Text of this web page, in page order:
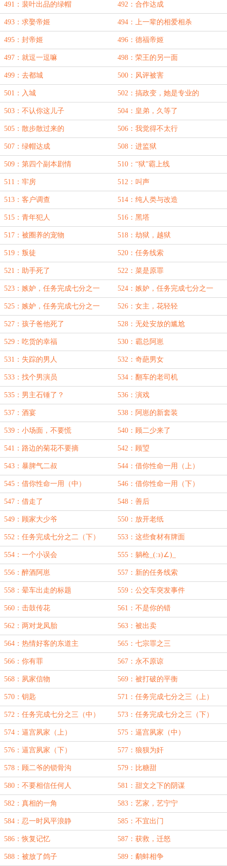
491：裴叶出品的绿帽 492：合作达成
493：求娶帝姬 494：上一辈的相爱相杀
495：封帝姬 496：德福帝姬
497：就逗一逗嘛 498：荣王的另一面
499：去都城 500：风评被害
501：入城 502：搞政变，她是专业的
503：不认你这儿子 504：皇弟，久等了
505：散步散过来的 506：我觉得不太行
507：绿帽达成 508：进监狱
509：第四个副本剧情 510：“狱”霸上线
511：牢房 512：叫声
513：客户调查 514：纯人类与改造
515：青年犯人 516：黑塔
517：被圈养的宠物 518：劫狱，越狱
519：叛徒 520：任务线索
521：助手死了 522：菜是原罪
523：嫉妒，任务完成七分之一
（上）
524：嫉妒，任务完成七分之一
（中）
525：嫉妒，任务完成七分之一
（下）
526：女主，花轻轻
527：孩子爸他死了 528：无处安放的尴尬
529：吃货的幸福 530：霸总阿崽
531：失踪的男人 532：奇葩男女
533：找个男演员 534：翻车的老司机
535：男主石锤了？ 536：演戏
537：酒宴 538：阿崽的新套装
539：小场面，不要慌 540：顾二少来了
541：路边的菊花不要摘 542：顾琞
543：暴脾气二叔 544：借你性命一用（上）
545：借你性命一用（中） 546：借你性命一用（下）
547：借走了 548：善后
549：顾家大少爷 550：放开老纸
552：任务完成七分之二（下） 553：这些食材有牌面
554：一个小误会 555：躺枪_(:з)∠)_
556：醉酒阿崽 557：新的任务线索
558：晕车出走的标题 559：公交车突发事件
560：击鼓传花 561：不是你的错
562：两对龙凤胎 563：被出卖
564：热情好客的东道主 565：七宗罪之三
566：你有罪 567：永不原谅
568：夙家信物 569：被打破的平衡
570：钥匙 571：任务完成七分之三（上）
572：任务完成七分之三（中） 573：任务完成七分之三（下）
574：逼宫夙家（上） 575：逼宫夙家（中）
576：逼宫夙家（下） 577：狼狈为奸
578：顾二爷的锁骨沟 579：比糖甜
580：不要相信任何人 581：甜文之下的阴谋
582：真相的一角 583：艺家，艺宁宁
584：忍一时风平浪静 585：不宜出门
586：恢复记忆 587：获救，迁怒
588：被放了鸽子 589：鹬蚌相争